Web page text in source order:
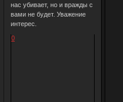
нас убивает, но и вражды с
вами не будет. Уважение
интерес.
0